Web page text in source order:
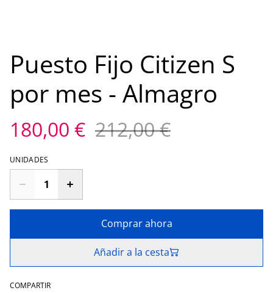
Puesto Fijo Citizen S
por mes - Almagro
180,00 € 212,00 €
UNIDADES
Comprar ahora
Añadir a la cesta
COMPARTIR